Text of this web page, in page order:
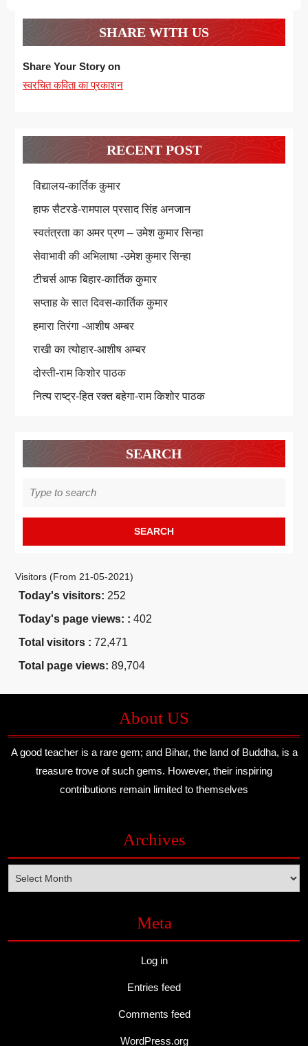
SHARE WITH US
Share Your Story on
स्वरचित कविता का प्रकाशन
RECENT POST
विद्यालय-कार्तिक कुमार
हाफ सैटरडे-रामपाल प्रसाद सिंह अनजान
स्वतंत्रता का अमर प्रण – उमेश कुमार सिन्हा
सेवाभावी की अभिलाषा -उमेश कुमार सिन्हा
टीचर्स आफ बिहार-कार्तिक कुमार
सप्ताह के सात दिवस-कार्तिक कुमार
हमारा तिरंगा -आशीष अम्बर
राखी का त्योहार-आशीष अम्बर
दोस्ती-राम किशोर पाठक
नित्य राष्ट्र-हित रक्त बहेगा-राम किशोर पाठक
SEARCH
for:
Visitors (From 21-05-2021)
Today's visitors: 252
Today's page views: : 402
Total visitors : 72,471
Total page views: 89,704
About US
A good teacher is a rare gem; and Bihar, the land of Buddha, is a
treasure trove of such gems. However, their inspiring
contributions remain limited to themselves
Archives
Meta
Log in
Entries feed
Comments feed
WordPress.org